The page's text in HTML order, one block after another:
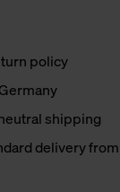
policy
shipping
delivery